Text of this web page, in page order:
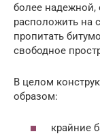
более надежной,
расположить на
пропитать
свободное
В целом
образом:
крайние